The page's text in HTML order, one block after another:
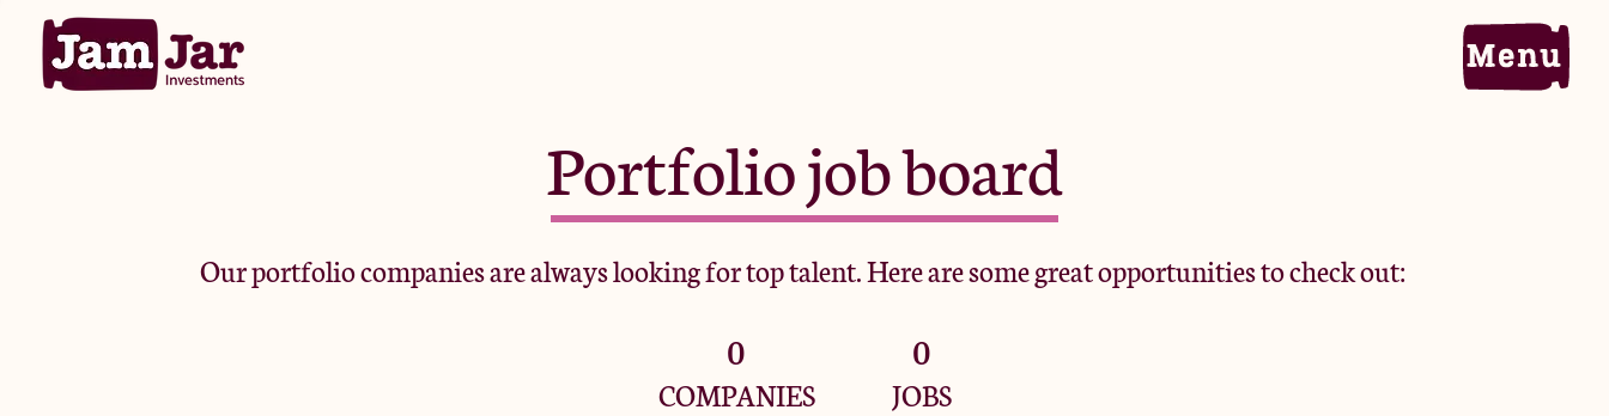
Portfolio
Portfolio job board
Our portfolio companies are always looking for top talent. Here are some great opportunities to check out:
0
COMPANIES
0
JOBS